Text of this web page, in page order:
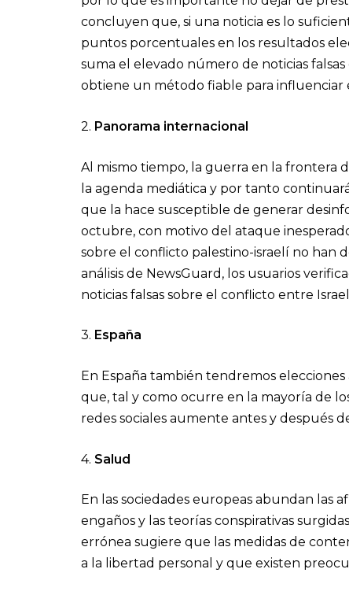
concluyen que, si una noticia es lo
puntos porcentuales en los resultados
suma el elevado número de noticias
obtiene un método fiable para influenciar
2. Panorama internacional
Al mismo tiempo, la guerra en la frontera
la agenda mediática y por tanto
que la hace susceptible de generar
octubre, con motivo del ataque
sobre el conflicto palestino-israelí no han
análisis de NewsGuard, los usuarios
noticias falsas sobre el conflicto entre
3. España
En España también tendremos elecciones
que, tal y como ocurre en la mayoría de
redes sociales aumente antes y después
4. Salud
En las sociedades europeas abundan las
engaños y las teorías conspirativas
errónea sugiere que las medidas de
a la libertad personal y que existen